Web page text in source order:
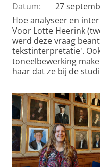
Datum:
27
Hoe analyseer en
Voor Lotte Heerink
werd deze vraag
tekstinterpretatie'.
toneelbewerking
haar dat ze bij de